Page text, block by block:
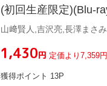
(初回生産限定)(Blu-
山﨑賢人,吉沢亮,長澤まさ
¥1,430円 定価より7,359
獲得ポイント 13P